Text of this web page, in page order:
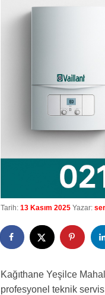
Tarih: 13 Kasım 2025 Yazar:
Kağıthane Yeşilce
profesyonel teknik